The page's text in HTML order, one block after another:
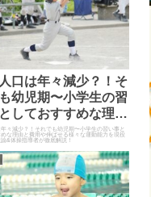
口は年々減少？！そ
幼児期〜小学生の習
しておすすめな理由
や伸ばせる様々な運
とは？！
々減少？！それでも幼児期〜小学生の習い事と
な理由と費用や伸ばせる様々な運動能力を現役
&体操指導者が徹底解説！